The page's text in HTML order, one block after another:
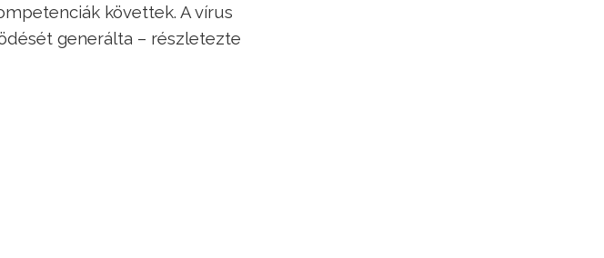
követtek. A vírus
generálta – részletezte